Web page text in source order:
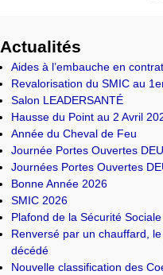
Actualités
Aides à l’embauche en
Revalorisation du SMIC au
Salon LEADERSANTÉ
Hausse du Point au 2 Avril
Année du Cheval de Feu
Journée Portes Ouvertes
Journées Portes Ouvertes
Bonne Année 2026
SMIC 2026
Plafond de la Sécurité
Renversé par un chauffard,
décédé
Nouvelle classification des